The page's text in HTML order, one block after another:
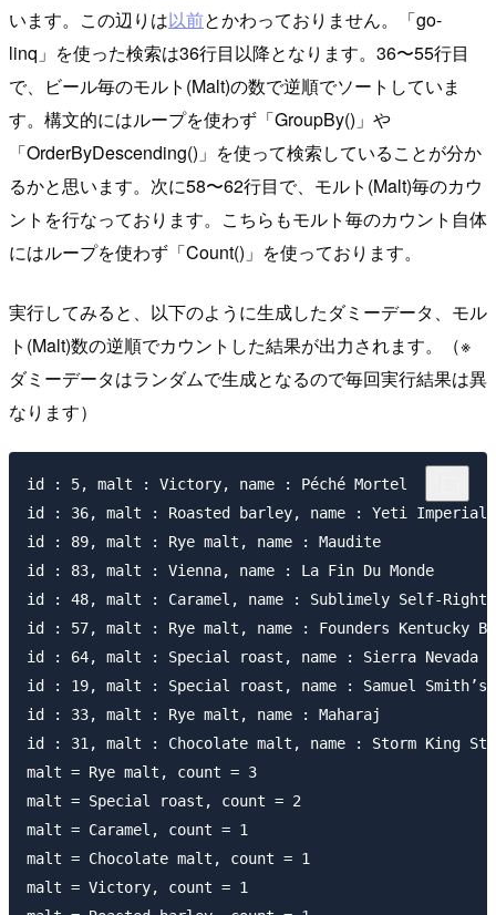
います。この辺りは以前とかわっておりません。「go-
linq」を使った検索は36行目以降となります。36〜55行目
で、ビール毎のモルト(Malt)の数で逆順でソートしていま
す。構文的にはループを使わず「GroupBy()」や
「OrderByDescending()」を使って検索していることが分か
るかと思います。次に58〜62行目で、モルト(Malt)毎のカウ
ントを行なっております。こちらもモルト毎のカウント自体
にはループを使わず「Count()」を使っております。
実行してみると、以下のように生成したダミーデータ、モル
ト(Malt)数の逆順でカウントした結果が出力されます。（※
ダミーデータはランダムで生成となるので毎回実行結果は異
なります）
id : 5, malt : Victory, name : Péché Mortel
id : 36, malt : Roasted barley, name : Yeti Imperial
id : 89, malt : Rye malt, name : Maudite
id : 83, malt : Vienna, name : La Fin Du Monde
id : 48, malt : Caramel, name : Sublimely Self-
id : 57, malt : Rye malt, name : Founders Kentucky
id : 64, malt : Special roast, name : Sierra Nevada
id : 19, malt : Special roast, name : Samuel Smith’s
id : 33, malt : Rye malt, name : Maharaj
id : 31, malt : Chocolate malt, name : Storm King
malt = Rye malt, count = 3
malt = Special roast, count = 2
malt = Caramel, count = 1
malt = Chocolate malt, count = 1
malt = Victory, count = 1